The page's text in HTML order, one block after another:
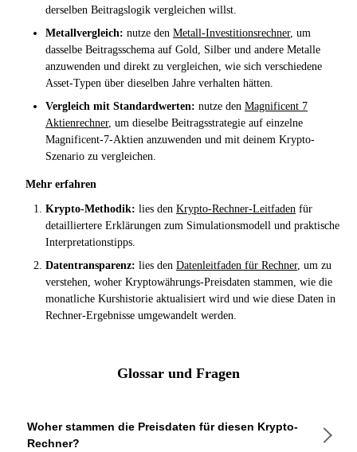
derselben Beitragslogik vergleichen willst.
Metallvergleich: nutze den Metall-Investitionsrechner, um
dasselbe Beitragsschema auf Gold, Silber und andere Metalle
anzuwenden und direkt zu vergleichen, wie sich verschiedene
Asset-Typen über dieselben Jahre verhalten hätten.
Vergleich mit Standardwerten: nutze den Magnificent 7
Aktienrechner, um dieselbe Beitragsstrategie auf einzelne
Magnificent-7-Aktien anzuwenden und mit deinem Krypto-
Szenario zu vergleichen.
Mehr erfahren
Krypto-Methodik: lies den Krypto-Rechner-Leitfaden für
detailliertere Erklärungen zum Simulationsmodell und praktische
Interpretationstipps.
Datentransparenz: lies den Datenleitfaden für Rechner, um zu
verstehen, woher Kryptowährungs-Preisdaten stammen, wie die
monatliche Kurshistorie aktualisiert wird und wie diese Daten in
Rechner-Ergebnisse umgewandelt werden.
Glossar und Fragen
Woher stammen die Preisdaten für diesen Krypto-
Rechner?